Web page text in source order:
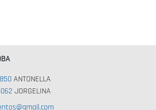
ANTONELLA
JORGELINA